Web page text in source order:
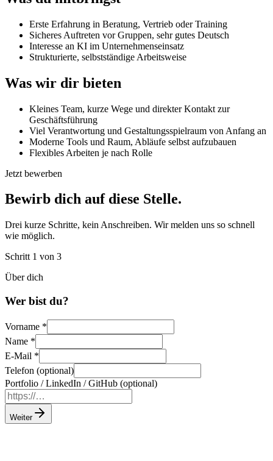
Erste Erfahrung in Beratung, Vertrieb oder Training
Sicheres Auftreten vor Gruppen, sehr gutes Deutsch
Interesse an KI im Unternehmenseinsatz
Strukturierte, selbstständige Arbeitsweise
Was wir dir bieten
Kleines Team, kurze Wege und direkter Kontakt zur
Geschäftsführung
Viel Verantwortung und Gestaltungsspielraum von Anfang an
Moderne Tools und Raum, Abläufe selbst aufzubauen
Flexibles Arbeiten je nach Rolle
Jetzt bewerben
Bewirb dich auf diese Stelle.
Drei kurze Schritte, kein Anschreiben. Wir melden uns so schnell
wie möglich.
Schritt 1 von 3
Über dich
Wer bist du?
Vorname *
Name *
E-Mail *
Telefon (optional)
Portfolio / LinkedIn / GitHub (optional)
Weiter